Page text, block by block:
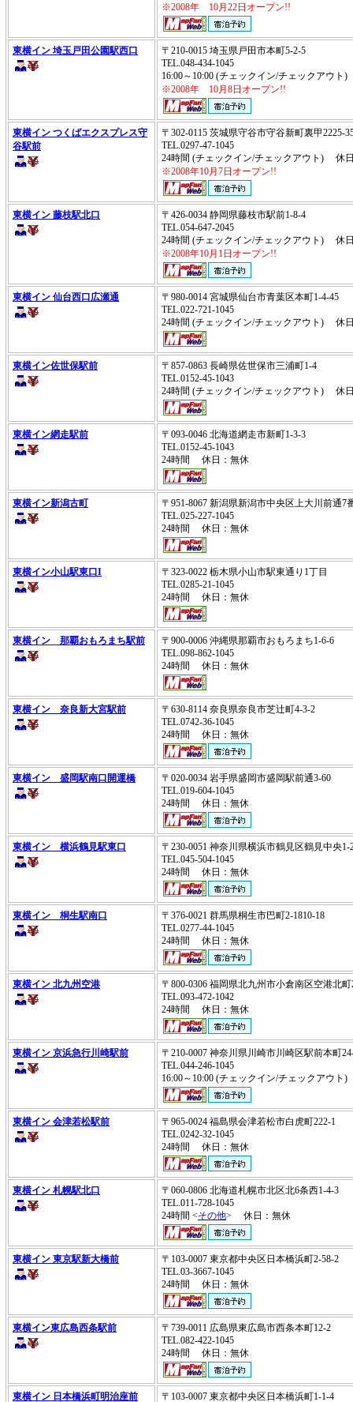
※2008年 10月22日オープン!!
東横イン 埼玉戸田公園駅西口
〒210-0015 埼玉県戸田市本町5-2-5
TEL.048-434-1045
16:00～10:00 (チェックイン/チェックアウ
※2008年 10月8日オープン!!
東横イン つくばエクスプレス守
谷駅前
〒302-0115 茨城県守谷市守谷新町裏甲
TEL.0297-47-1045
24時間 (チェックイン/チェックアウト) 休
※2008年10月7日オープン!!
東横イン 藤枝駅北口
〒426-0034 静岡県藤枝市駅前1-8-4
TEL.054-647-2045
24時間 (チェックイン/チェックアウト) 休
※2008年10月1日オープン!!
東横イン 仙台西口広瀬通
〒980-0014 宮城県仙台市青葉区本町1-4-45
TEL.022-721-1045
24時間 (チェックイン/チェックアウト) 休
東横イン佐世保駅前
〒857-0863 長崎県佐世保市三浦町1-4
TEL.0152-45-1043
24時間 (チェックイン/チェックアウト) 休
東横イン網走駅前
〒093-0046 北海道網走市新町1-3-3
TEL.0152-45-1043
24時間 休日：無休
東横イン新潟古町
〒951-8067 新潟県新潟市中央区上大川前通
TEL.025-227-1045
24時間 休日：無休
東横イン小山駅東口I
〒323-0022 栃木県小山市駅東通り1丁目
TEL.0285-21-1045
24時間 休日：無休
東横イン 那覇おもろまち駅前
〒900-0006 沖縄県那覇市おもろまち1-6-6
TEL.098-862-1045
24時間 休日：無休
東横イン 奈良新大宮駅前
〒630-8114 奈良県奈良市芝辻町4-3-2
TEL.0742-36-1045
24時間 休日：無休
東横イン 盛岡駅南口開運橋
〒020-0034 岩手県盛岡市盛岡駅前通3-60
TEL.019-604-1045
24時間 休日：無休
東横イン 横浜鶴見駅東口
〒230-0051 神奈川県横浜市鶴見区鶴見中央
TEL.045-504-1045
24時間 休日：無休
東横イン 桐生駅南口
〒376-0021 群馬県桐生市巴町2-1810-18
TEL.0277-44-1045
24時間 休日：無休
東横イン 北九州空港
〒800-0306 福岡県北九州市小倉南区空港北
TEL.093-472-1042
24時間 休日：無休
東横イン 京浜急行川崎駅前
〒210-0007 神奈川県川崎市川崎区駅前本町
TEL.044-246-1045
16:00～10:00 (チェックイン/チェックアウ
東横イン 会津若松駅前
〒965-0024 福島県会津若松市白虎町222-1
TEL.0242-32-1045
24時間 休日：無休
東横イン 札幌駅北口
〒060-0806 北海道札幌市北区北6条西1-4-3
TEL.011-728-1045
24時間 <その他> 休日：無休
東横イン 東京駅新大橋前
〒103-0007 東京都中央区日本橋浜町2-58-2
TEL.03-3667-1045
24時間 休日：無休
東横イン東広島西条駅前
〒739-0011 広島県東広島市西条本町12-2
TEL.082-422-1045
24時間 休日：無休
東横イン 日本橋浜町明治座前 〒103-0007 東京都中央区日本橋浜町1-1-4